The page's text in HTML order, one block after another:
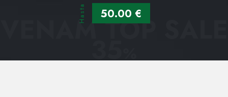
Hasta 50.00 €
VENAM TOP SALE
35